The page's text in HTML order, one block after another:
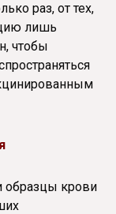
раз, от тех,
лишь
чтобы
образцы крови